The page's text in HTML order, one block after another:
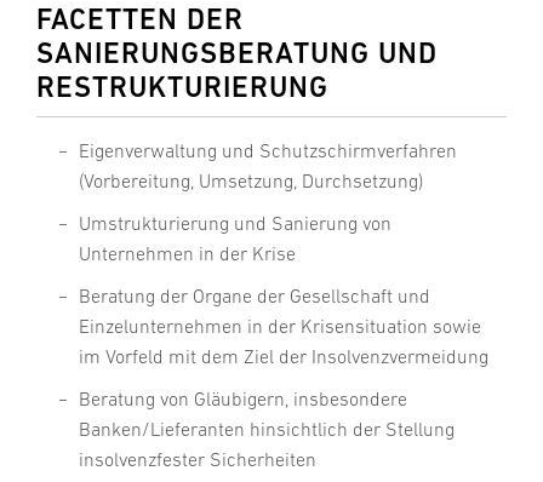
FACETTEN DER
SANIERUNGSBERATUNG UND
RESTRUKTURIERUNG
Eigenverwaltung und Schutzschirmverfahren
(Vorbereitung, Umsetzung, Durchsetzung)
Umstrukturierung und Sanierung von
Unternehmen in der Krise
Beratung der Organe der Gesellschaft und
Einzelunternehmen in der Krisensituation sowie
im Vorfeld mit dem Ziel der Insolvenzvermeidung
Beratung von Gläubigern, insbesondere
Banken/Lieferanten hinsichtlich der Stellung
insolvenzfester Sicherheiten